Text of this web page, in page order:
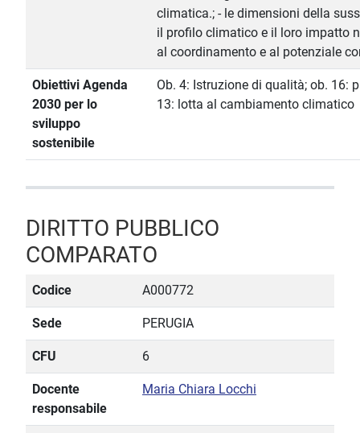
climatica.; - le dimensioni della
il profilo climatico e il loro impatto
al coordinamento e al potenziale
Obiettivi Agenda
2030 per lo
sviluppo
sostenibile
Ob. 4: Istruzione di qualità; ob. 16:
13: lotta al cambiamento climatico
DIRITTO PUBBLICO
COMPARATO
Codice A000772
Sede PERUGIA
CFU 6
Docente
responsabile
Maria Chiara Locchi